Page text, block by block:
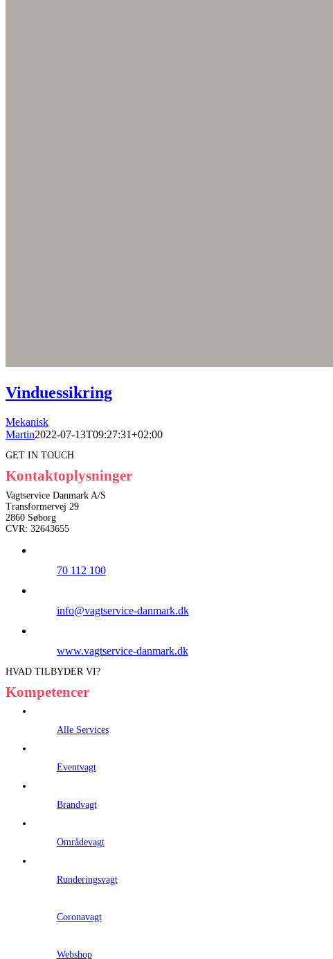
Vinduessikring
Mekanisk
Martin2022-07-13T09:27:31+02:00
GET IN TOUCH
Kontaktoplysninger
Vagtservice Danmark A/S
Transformervej 29
2860 Søborg
CVR: 32643655
70 112 100
info@vagtservice-danmark.dk
www.vagtservice-danmark.dk
HVAD TILBYDER VI?
Kompetencer
Alle Services
Eventvagt
Brandvagt
Områdevagt
Runderingsvagt
Coronavagt
Webshop